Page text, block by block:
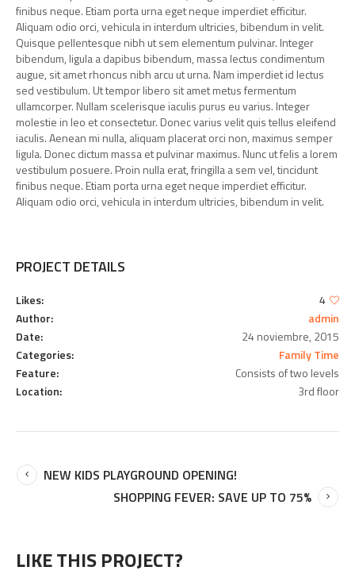
finibus neque. Etiam porta urna eget neque imperdiet efficitur.
Aliquam odio orci, vehicula in interdum ultricies, bibendum in velit.
Quisque pellentesque nibh ut sem elementum pulvinar. Integer
bibendum, ligula a dapibus bibendum, massa lectus condimentum
augue, sit amet rhoncus nibh arcu ut urna. Nam imperdiet id lectus
sed vestibulum. Ut tempor libero sit amet metus fermentum
ullamcorper. Nullam scelerisque iaculis purus eu varius. Integer
molestie in leo et consectetur. Donec varius velit quis tellus eleifend
iaculis. Aenean mi nulla, aliquam placerat orci non, maximus semper
ligula. Donec dictum massa et pulvinar maximus. Nunc ut felis a lorem
vestibulum posuere. Proin nulla erat, fringilla a sem vel, tincidunt
finibus neque. Etiam porta urna eget neque imperdiet efficitur.
Aliquam odio orci, vehicula in interdum ultricies, bibendum in velit.
PROJECT DETAILS
Likes:
4
Author:
admin
Date:
24 noviembre, 2015
Categories:
Family Time
Feature:
Consists of two levels
Location:
3rd floor
NEW KIDS PLAYGROUND OPENING!
SHOPPING FEVER: SAVE UP TO 75%
LIKE THIS PROJECT?